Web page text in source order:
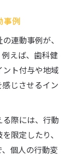
事例
連動事例が、
えば、歯科健
ト付与や地域
じさせるイン
際には、行動
限定したり、
個人の行動変